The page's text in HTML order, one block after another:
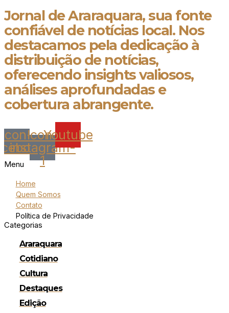
Jornal de Araraquara, sua fonte
confiável de notícias local. Nos
destacamos pela dedicação à
distribuição de notícias,
oferecendo insights valiosos,
análises aprofundadas e
cobertura abrangente.
Icon-Icon-
instagram-
1
Youtube
Menu
Home
Quem Somos
Contato
Política de Privacidade
Categorias
Araraquara
Cotidiano
Cultura
Destaques
Edição